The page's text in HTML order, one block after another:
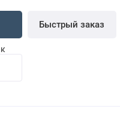
Быстрый заказ